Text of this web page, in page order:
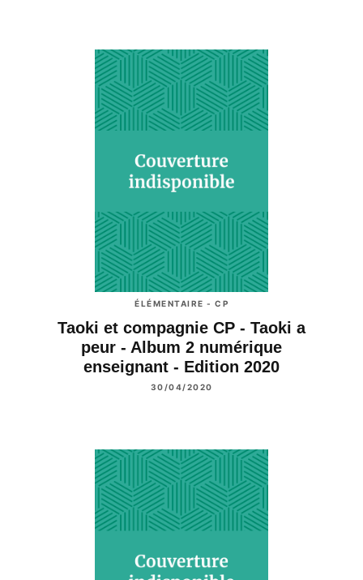
ÉLÉMENTAIRE - CP
Taoki et compagnie CP - Taoki a
peur - Album 2 numérique
enseignant - Edition 2020
30/04/2020